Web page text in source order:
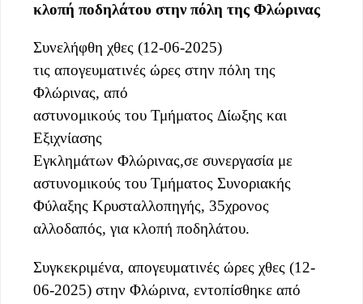
κλοπή ποδηλάτου στην πόλη της Φλώρινας
Συνελήφθη χθες (12-06-2025)
τις απογευματινές ώρες στην πόλη της
Φλώρινας, από
αστυνομικούς του Τμήματος Δίωξης και
Εξιχνίασης
Εγκλημάτων Φλώρινας,σε συνεργασία με
αστυνομικούς του Τμήματος Συνοριακής
Φύλαξης Κρυσταλλοπηγής, 35χρονος
αλλοδαπός, για κλοπή ποδηλάτου.
Συγκεκριμένα, απογευματινές ώρες χθες (12-
06-2025) στην Φλώρινα, εντοπίσθηκε από